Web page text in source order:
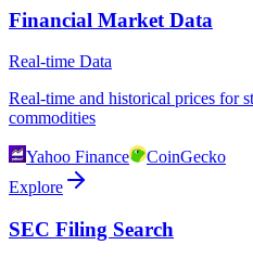
Financial Market Data
Real-time Data
Real-time and historical prices for
commodities
Yahoo Finance
CoinGecko
Explore
SEC Filing Search